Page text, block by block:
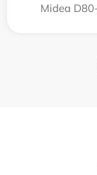
Midea